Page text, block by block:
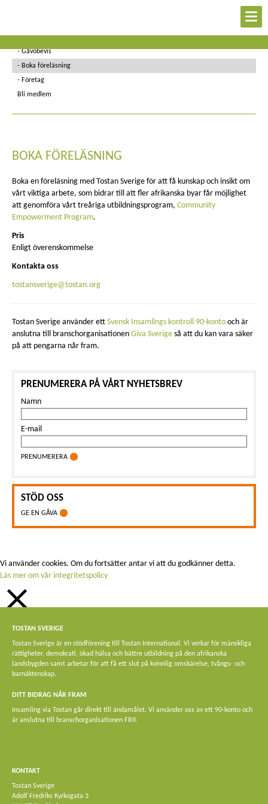
Swish
Gåvobevis
Boka föreläsning
Företag
Bli medlem
BOKA FÖRELÄSNING
Boka en föreläsning med Tostan Sverige för att få kunskap och insikt om
vårt viktiga arbete, som bidrar till att fler afrikanska byar får möjlighet
att genomföra vårt treåriga utbildningsprogram, Community
Empowerment Program.
Pris
Enligt överenskommelse
Kontakta oss
tostansverige@tostan.org
Tostan Sverige använder ett Svensk Insamlings kontroll 90-konto och är
anslutna till branschorganisationen Giva Sverige så att du kan vara säker
på att pengarna når fram.
PRENUMERERA PÅ VÅRT NYHETSBREV
Namn
E-mail
PRENUMERERA
STÖD OSS
GE EN GÅVA
TOSTAN SVERIGE
Tostan Sverige är en stödförening till Tostan International. Vi verkar för mänskliga
rättigheter, demokrati, ökad hälsa och bättre utbildning på den afrikanska
landsbygden samt arbetar för att få ett slut på kvinnlig omskärelse, tvångs- och
barnäktenskap.
DITT BIDRAG NÅR FRAM
Insamling via Tostan går direkt till ändamålet. Vi använder oss av ett 90-konto och
är anslutna till branschorganisationen FRII.
KONTAKT
Tostan Sverige
Adolf Fredriks Kyrkogata 3
Vi använder cookies. Om du fortsätter antar vi att du godkänner detta.
Läs mer om vår integritetspolicy
STÄNG
Privacy Overview
This website uses cookies to improve your experience while you navigate
through the website. Out of these, the cookies that are categorized as
basic functionalities of the website. We also use third-party cookies that help us
analyze and understand how you use this website. These cookies will be stored
in your browser only with your consent. You also have the option to opt-out of
Necessary cookies are absolutely essential for the website to function properly.
This category only includes cookies that ensures basic functionalities and